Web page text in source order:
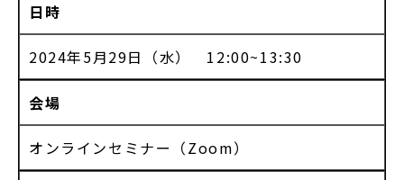
日時
2024年5月29日（水） 12:00~13:30
会場
オンラインセミナー（Zoom）